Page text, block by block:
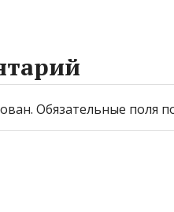
Обязательные поля